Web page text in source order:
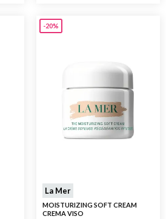
-20%
La Mer
MOISTURIZING SOFT CREAM
CREMA VISO